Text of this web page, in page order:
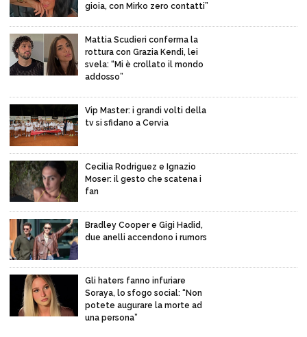
gioia, con Mirko zero contatti”
Mattia Scudieri conferma la
rottura con Grazia Kendi, lei
svela: “Mi è crollato il mondo
addosso”
Vip Master: i grandi volti della
tv si sfidano a Cervia
Cecilia Rodriguez e Ignazio
Moser: il gesto che scatena i
fan
Bradley Cooper e Gigi Hadid,
due anelli accendono i rumors
Gli haters fanno infuriare
Soraya, lo sfogo social: “Non
potete augurare la morte ad
una persona”